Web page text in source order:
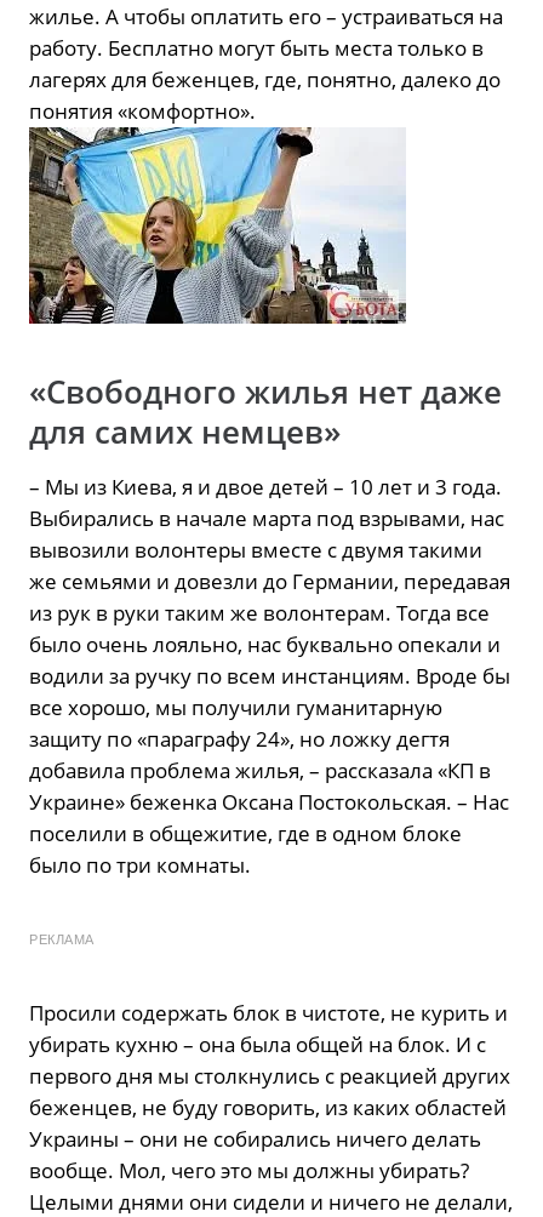
жилье. А чтобы оплатить его – устраиваться на
работу. Бесплатно могут быть места только в
лагерях для беженцев, где, понятно, далеко до
понятия «комфортно».
«Свободного жилья нет даже
для самих немцев»
– Мы из Киева, я и двое детей – 10 лет и 3 года.
Выбирались в начале марта под взрывами, нас
вывозили волонтеры вместе с двумя такими
же семьями и довезли до Германии, передавая
из рук в руки таким же волонтерам. Тогда все
было очень лояльно, нас буквально опекали и
водили за ручку по всем инстанциям. Вроде бы
все хорошо, мы получили гуманитарную
защиту по «параграфу 24», но ложку дегтя
добавила проблема жилья, – рассказала «КП в
Украине» беженка Оксана Постокольская. – Нас
поселили в общежитие, где в одном блоке
было по три комнаты.
РЕКЛАМА
Просили содержать блок в чистоте, не курить и
убирать кухню – она была общей на блок. И с
первого дня мы столкнулись с реакцией других
беженцев, не буду говорить, из каких областей
Украины – они не собирались ничего делать
вообще. Мол, чего это мы должны убирать?
Целыми днями они сидели и ничего не делали,